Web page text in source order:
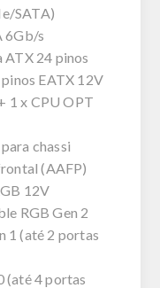
SATA)
6Gb/s
24 pinos
EATX 12V
1 x CPU OPT
chassi
(AAFP)
12V
RGB Gen 2
1 (até 2 portas
(até 4 portas